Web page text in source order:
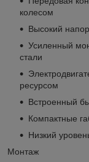
колесом
Высокий
Усиленный
стали
ресурсом
Встроенный
Компактные
Низкий
Монтаж